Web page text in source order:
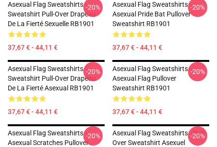
Asexual Flag Sweatshirts -
Sweatshirt Pull-Over Drapeau
De La Fierté Sexuelle RB1901
37,67 € - 44,11 €
-20%
Asexual Flag Sweatshirts -
Asexual Pride Bat Pullover
Sweatshirt RB1901
37,67 € - 44,11 €
-20%
Asexual Flag Sweatshirts -
Sweatshirt Pull-Over Drapeau
De La Fierté Asexual RB1901
37,67 € - 44,11 €
-20%
Asexual Flag Sweatshirts -
Asexual Flag Pullover
Sweatshirt RB1901
37,67 € - 44,11 €
-20%
Asexual Flag Sweatshirts -
Asexual Scratches Pullover
-20%
Asexual Flag Sweatshirts - Pull-
Over Sweatshirt Asexuel
-20%